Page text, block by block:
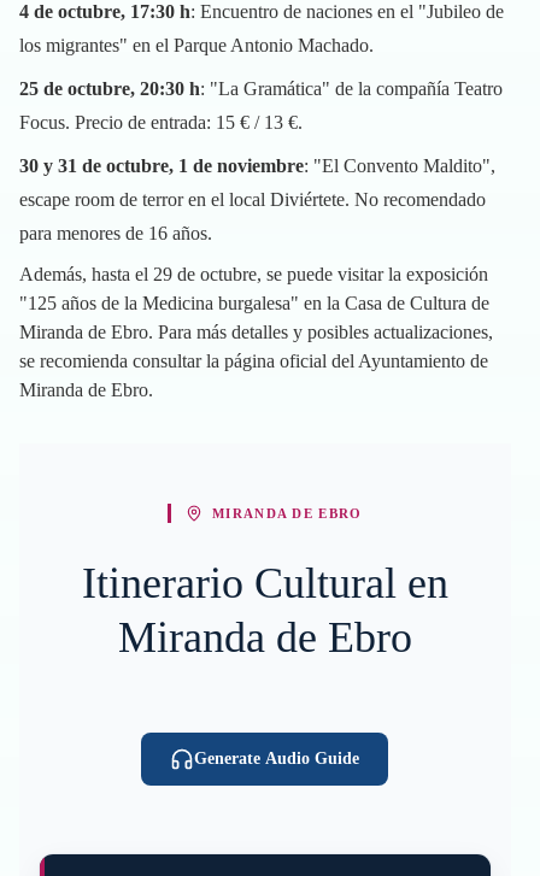
4 de octubre, 17:30 h: Encuentro de naciones en el "Jubileo de
los migrantes" en el Parque Antonio Machado.
25 de octubre, 20:30 h: "La Gramática" de la compañía Teatro
Focus. Precio de entrada: 15 € / 13 €.
30 y 31 de octubre, 1 de noviembre: "El Convento Maldito",
escape room de terror en el local Diviértete. No recomendado
para menores de 16 años.
Además, hasta el 29 de octubre, se puede visitar la exposición
"125 años de la Medicina burgalesa" en la Casa de Cultura de
Miranda de Ebro. Para más detalles y posibles actualizaciones,
se recomienda consultar la página oficial del Ayuntamiento de
Miranda de Ebro.
MIRANDA DE EBRO
Itinerario Cultural en
Miranda de Ebro
Generate Audio Guide